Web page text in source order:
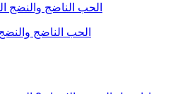
الحب الناضج